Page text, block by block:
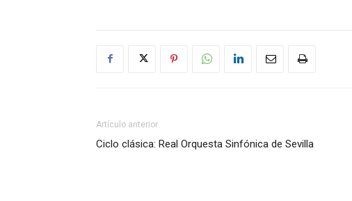
Artículo anterior
Ciclo clásica: Real Orquesta Sinfónica de Sevilla